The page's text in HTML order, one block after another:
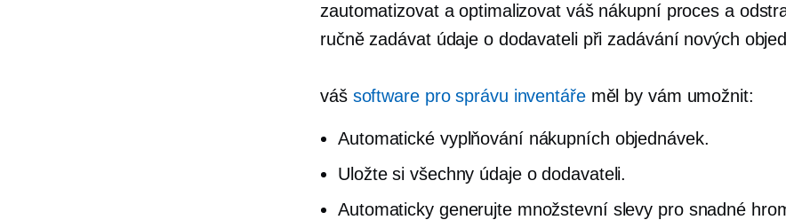
zautomatizovat a optimalizovat váš nákupní proces a
ručně zadávat údaje o dodavateli při zadávání nových
váš software pro správu inventářeměl by vám umožnit:
Automatické vyplňování nákupních objednávek.
Uložte si všechny údaje o dodavateli.
Automaticky generujte množstevní slevy pro snadné